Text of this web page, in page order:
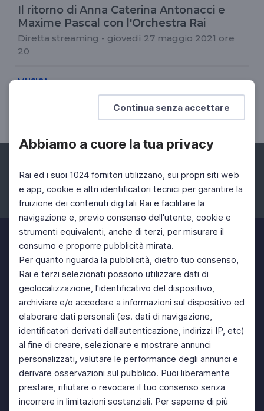
Continua senza accettare
Abbiamo a cuore la tua privacy
Rai ed i suoi 1024 fornitori utilizzano, sui propri siti web
e app, cookie e altri identificatori tecnici per garantire la
fruizione dei contenuti digitali Rai e facilitare la
navigazione e, previo consenso dell'utente, cookie e
strumenti equivalenti, anche di terzi, per misurare il
consumo e proporre pubblicità mirata.
Per quanto riguarda la pubblicità, dietro tuo consenso,
Rai e terzi selezionati possono utilizzare dati di
geolocalizzazione, l'identificativo del dispositivo,
archiviare e/o accedere a informazioni sul dispositivo ed
elaborare dati personali (es. dati di navigazione,
identificatori derivati dall'autenticazione, indirizzi IP, etc)
al fine di creare, selezionare e mostrare annunci
personalizzati, valutare le performance degli annunci e
derivare osservazioni sul pubblico. Puoi liberamente
prestare, rifiutare o revocare il tuo consenso senza
incorrere in limitazioni sostanziali. Per saperne di più
Il ritorno di Anna Caterina Antonacci e
Maxime Pascal con l'Orchestra Rai
Diretta streaming - giovedì 27 maggio 2021 ore
20
MUSICA
Gli slanci utopici di Claude Debussy
Intervista a Enzo Restagno
Facebook Instagram Twitter